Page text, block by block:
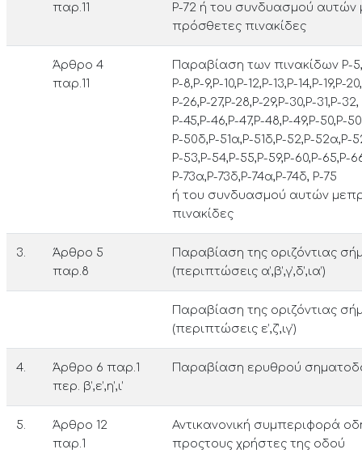
παρ.11
Ρ-72 ή του συνδυασμού αυτών
πρόσθετες πινακίδες
Άρθρο 4
παρ.11
Παραβίαση των πινακίδων Ρ-5,
Ρ-8,Ρ-9,Ρ-10,Ρ-12,Ρ-13,Ρ-14,Ρ-19,Ρ-20,
Ρ-26,Ρ-27,Ρ-28,Ρ-29,Ρ-30,Ρ-31,Ρ-32,
Ρ-45,Ρ-46,Ρ-47,Ρ-48,Ρ-49,Ρ-50,Ρ-
Ρ-50δ,Ρ-51α,Ρ-51δ,Ρ-52,Ρ-52α,Ρ-
Ρ-53,Ρ-54,Ρ-55,Ρ-59,Ρ-60,Ρ-65,Ρ-
Ρ-73α,Ρ-73δ,Ρ-74α,Ρ-74δ, Ρ-75
ή του συνδυασμού αυτών
πινακίδες
3.
Άρθρο 5
παρ.8
Παραβίαση της οριζόντιας
(περιπτώσεις α’,β’,γ’,δ’,ια’)
Παραβίαση της οριζόντιας
(περιπτώσεις ε’,ζ’,ιγ’)
4.
Άρθρο 6 παρ.1
περ. β’,ε’,η’,ι’
Παραβίαση ερυθρού
5.
Άρθρο 12
παρ.1
Αντικανονική συμπεριφορά
προςτους χρήστες της οδού